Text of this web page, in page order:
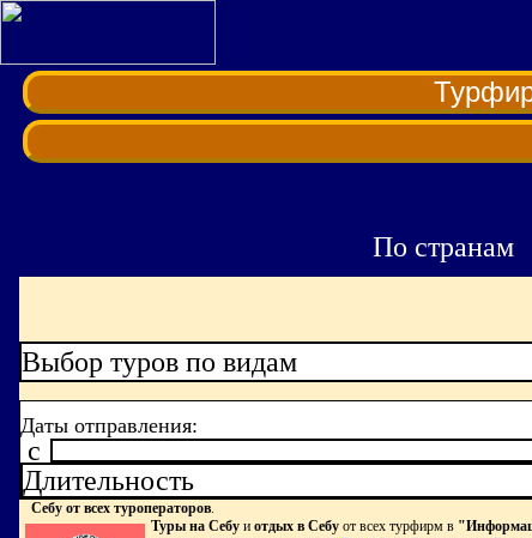
По странам
Выбор туров по видам
Даты отправления:
c
Длительность
Себу от всех туроператоров.
Туры на Себу и отдых в Себу от всех турфирм в